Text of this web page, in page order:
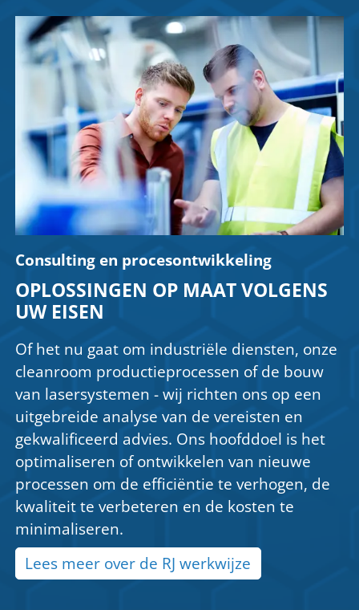
Consulting en procesontwikkeling
OPLOSSINGEN OP MAAT VOLGENS
UW EISEN
Of het nu gaat om industriële diensten, onze
cleanroom productieprocessen of de bouw
van lasersystemen - wij richten ons op een
uitgebreide analyse van de vereisten en
gekwalificeerd advies. Ons hoofddoel is het
optimaliseren of ontwikkelen van nieuwe
processen om de efficiëntie te verhogen, de
kwaliteit te verbeteren en de kosten te
minimaliseren.
Lees meer over de RJ werkwijze